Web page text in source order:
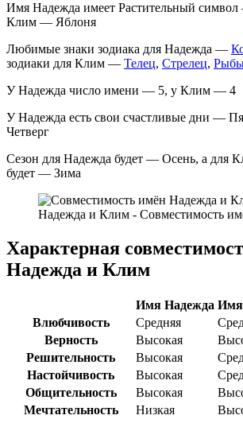
Имя Надежда имеет Растительный
Клим — Яблоня
Любимые знаки зодиака для Надежда —
зодиаки для Клим — Телец, Стрелец,
У Надежда число имени — 5, у Клим — 4
У Надежда есть свои счастливые дни —
Четверг
Сезон для Надежда будет — Осень, а для
будет — Зима
Надежда и Клим - Совместимость
Характерная
Надежда и Клим
Имя Надежда
Влюбчивость
Средняя
Верность
Высокая
Решительность
Высокая
Настойчивость
Высокая
Общительность
Высокая
Мечтательность
Низкая